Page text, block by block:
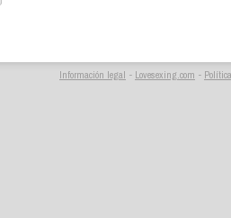
Información legal - Lovesexing.com -